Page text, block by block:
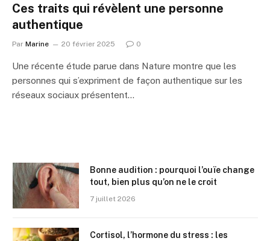
Ces traits qui révèlent une personne
authentique
Par Marine 20 février 2025 0
Une récente étude parue dans Nature montre que les
personnes qui s’expriment de façon authentique sur les
réseaux sociaux présentent…
Bonne audition : pourquoi l’ouïe change
tout, bien plus qu’on ne le croit
7 juillet 2026
Cortisol, l’hormone du stress : les